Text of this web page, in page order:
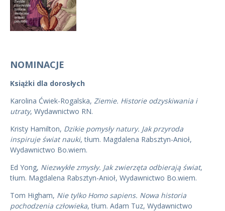
NOMINACJE
Książki dla dorosłych
Karolina Ćwiek-Rogalska, Ziemie. Historie odzyskiwania i
utraty, Wydawnictwo RN.
Kristy Hamilton, Dzikie pomysły natury. Jak przyroda
inspiruje świat nauki, tłum. Magdalena Rabsztyn-Anioł,
Wydawnictwo Bo.wiem.
Ed Yong, Niezwykłe zmysły. Jak zwierzęta odbierają świat,
tłum. Magdalena Rabsztyn-Anioł, Wydawnictwo Bo.wiem.
Tom Higham, Nie tylko Homo sapiens. Nowa historia
pochodzenia człowieka, tłum. Adam Tuz, Wydawnictwo